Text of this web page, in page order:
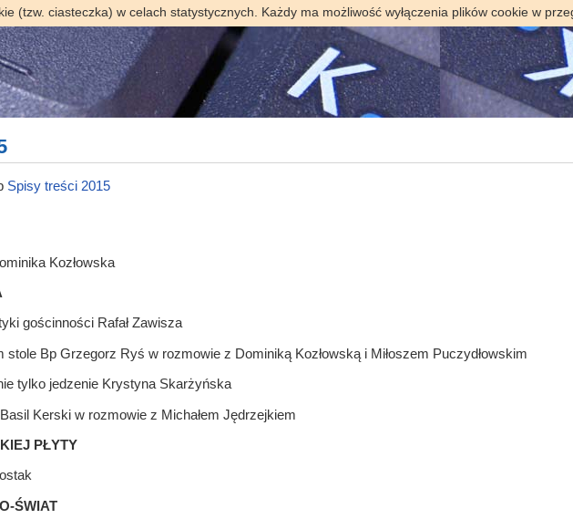
(tzw. ciasteczka) w celach statystycznych. Każdy ma możliwość wyłączenia plików cookie w
Spisy treści 2015
Kozłowska
gościnności Rafał Zawisza
stole Bp Grzegorz Ryś w rozmowie z Dominiką Kozłowską i Miłoszem Puczydłowskim
tylko jedzenie Krystyna Skarżyńska
Kerski w rozmowie z Michałem Jędrzejkiem
PŁYTY
ŚWIAT